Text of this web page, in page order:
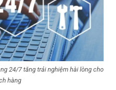
24/7 tăng trải nghiệm hài lòng cho
hàng